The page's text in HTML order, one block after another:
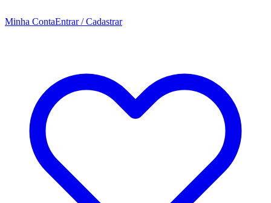
Minha ContaEntrar / Cadastrar